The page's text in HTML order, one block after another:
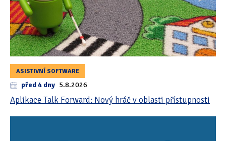
ASISTIVNÍ SOFTWARE
před 4 dny 5.8.2026
Aplikace Talk Forward: Nový hráč v oblasti přístupnosti